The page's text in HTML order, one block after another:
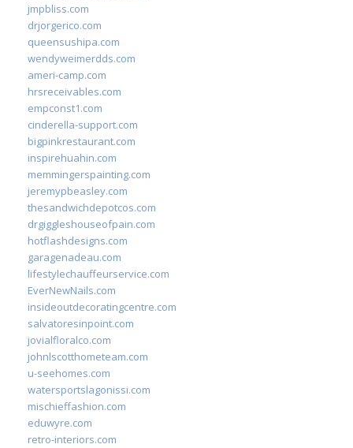
jmpbliss.com
drjorgerico.com
queensushipa.com
wendyweimerdds.com
ameri-camp.com
hrsreceivables.com
empconst1.com
cinderella-support.com
bigpinkrestaurant.com
inspirehuahin.com
memmingerspainting.com
jeremypbeasley.com
thesandwichdepotcos.com
drgiggleshouseofpain.com
hotflashdesigns.com
garagenadeau.com
lifestylechauffeurservice.com
EverNewNails.com
insideoutdecoratingcentre.com
salvatoresinpoint.com
jovialfloralco.com
johnlscotthometeam.com
u-seehomes.com
watersportslagonissi.com
mischieffashion.com
eduwyre.com
retro-interiors.com